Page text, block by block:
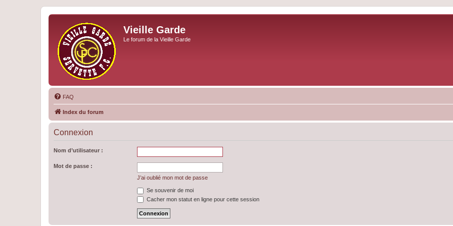
Vieille Garde
Le forum de la Vieille Garde
FAQ
Index du forum
Connexion
Nom d’utilisateur :
Mot de passe :
J’ai oublié mon mot de passe
Se souvenir de moi
Cacher mon statut en ligne pour cette session